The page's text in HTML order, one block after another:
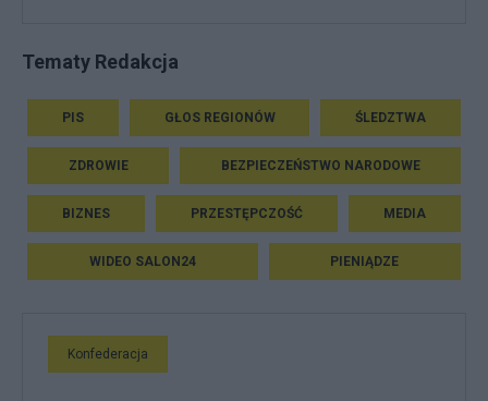
Tematy Redakcja
PIS GŁOS REGIONÓW ŚLEDZTWA
ZDROWIE BEZPIECZEŃSTWO NARODOWE
BIZNES PRZESTĘPCZOŚĆ MEDIA
WIDEO SALON24 PIENIĄDZE
Konfederacja